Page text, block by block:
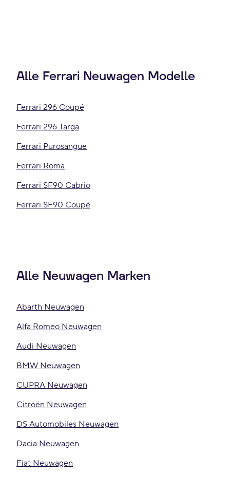
Alle Ferrari Neuwagen Modelle
Ferrari 296 Coupé
Ferrari 296 Targa
Ferrari Purosangue
Ferrari Roma
Ferrari SF90 Cabrio
Ferrari SF90 Coupé
Alle Neuwagen Marken
Abarth Neuwagen
Alfa Romeo Neuwagen
Audi Neuwagen
BMW Neuwagen
CUPRA Neuwagen
Citroën Neuwagen
DS Automobiles Neuwagen
Dacia Neuwagen
Fiat Neuwagen